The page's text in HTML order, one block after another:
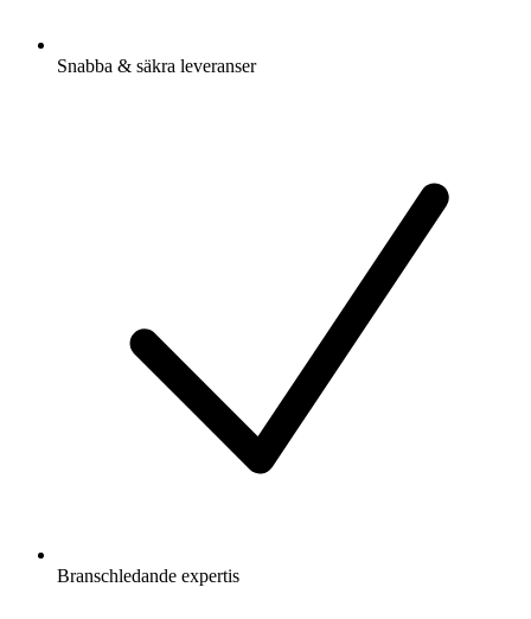
Snabba & säkra leveranser
Branschledande expertis